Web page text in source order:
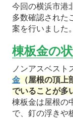
今回の横浜市港
多数確認された
案を行いました。
棟板金の
ノンアスベスト
金（屋根の頂上
でいることが多
棟板金は屋根の
で、釘の浮きや